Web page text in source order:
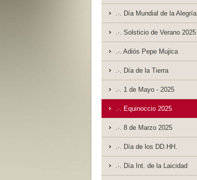
.·. Día Mundial de la Alegría
.·. Solsticio de Verano 2025
.·. Adiós Pepe Mujica
.·. Día de la Tierra
.·. 1 de Mayo - 2025
.·. Equinoccio 2025
.·. 8 de Marzo 2025
.·. Día de los DD.HH.
.·. Día Int. de la Laicidad